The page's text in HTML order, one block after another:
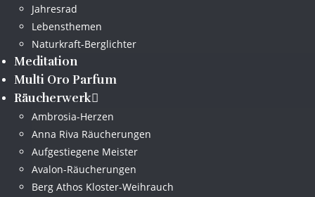
Jahresrad
Lebensthemen
Naturkraft-Berglichter
Meditation
Multi Oro Parfum
Räucherwerk
Ambrosia-Herzen
Anna Riva Räucherungen
Aufgestiegene Meister
Avalon-Räucherungen
Berg Athos Kloster-Weihrauch